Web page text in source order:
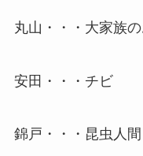
丸山・・・大家族
安田・・・チビ
錦戸・・・昆虫人間